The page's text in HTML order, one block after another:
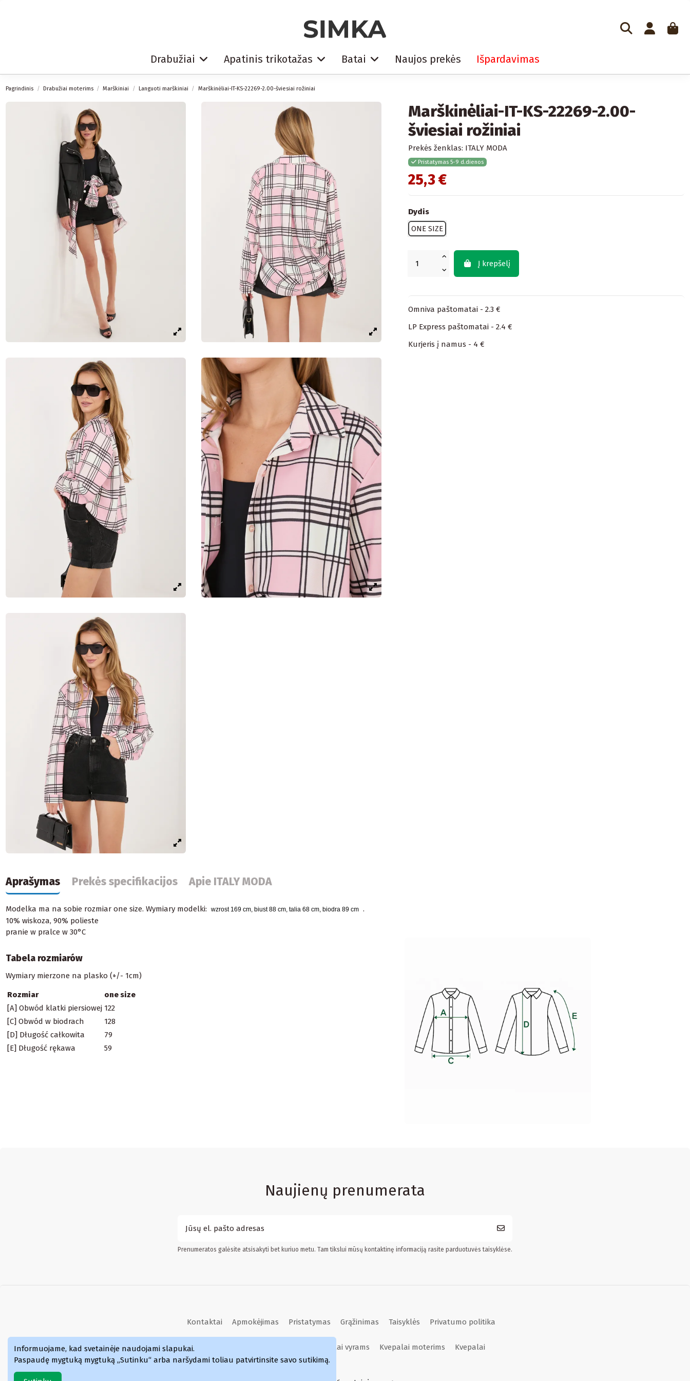
Drabužiai Apatinis trikotažas Batai Naujos prekės Išpardavimas
Pagrindinis Drabužiai moterims Marškiniai Languoti marškiniai Marškinėliai-IT-KS-22269-2.00-šviesiai rožiniai
Marškinėliai-IT-KS-22269-2.00-
šviesiai rožiniai
Prekės ženklas: ITALY MODA
Pristatymas 5-9 d.dienos
25,3 €
Dydis
ONE SIZE
Į krepšelį
Omniva paštomatai - 2.3 €
LP Express paštomatai - 2.4 €
Kurjeris į namus - 4 €
Aprašymas Prekės specifikacijos Apie ITALY MODA
Modelka ma na sobie rozmiar one size. Wymiary modelki: wzrost 169 cm, biust 88 cm, talia 68 cm, biodra 89 cm .
10% wiskoza, 90% polieste
pranie w pralce w 30°C
Tabela rozmiarów
Wymiary mierzone na plasko (+/- 1cm)
Rozmiar
one size
[A] Obwód klatki piersiowej 122
[C] Obwód w biodrach
128
[D] Długość całkowita
79
[E] Długość rękawa
59
Naujienų prenumerata
Prenumeratos galėsite atsisakyti bet kuriuo metu. Tam tikslui mūsų kontaktinę informaciją rasite parduotuvės taisyklėse.
Kontaktai Apmokėjimas Pristatymas Grąžinimas Taisyklės Privatumo politika
Kvepalai vyrams Kvepalai moterims Kvepalai
Informuojame, kad svetainėje naudojami slapukai.
Paspaudę mygtuką mygtuką „Sutinku“ arba naršydami toliau patvirtinsite savo sutikimą.